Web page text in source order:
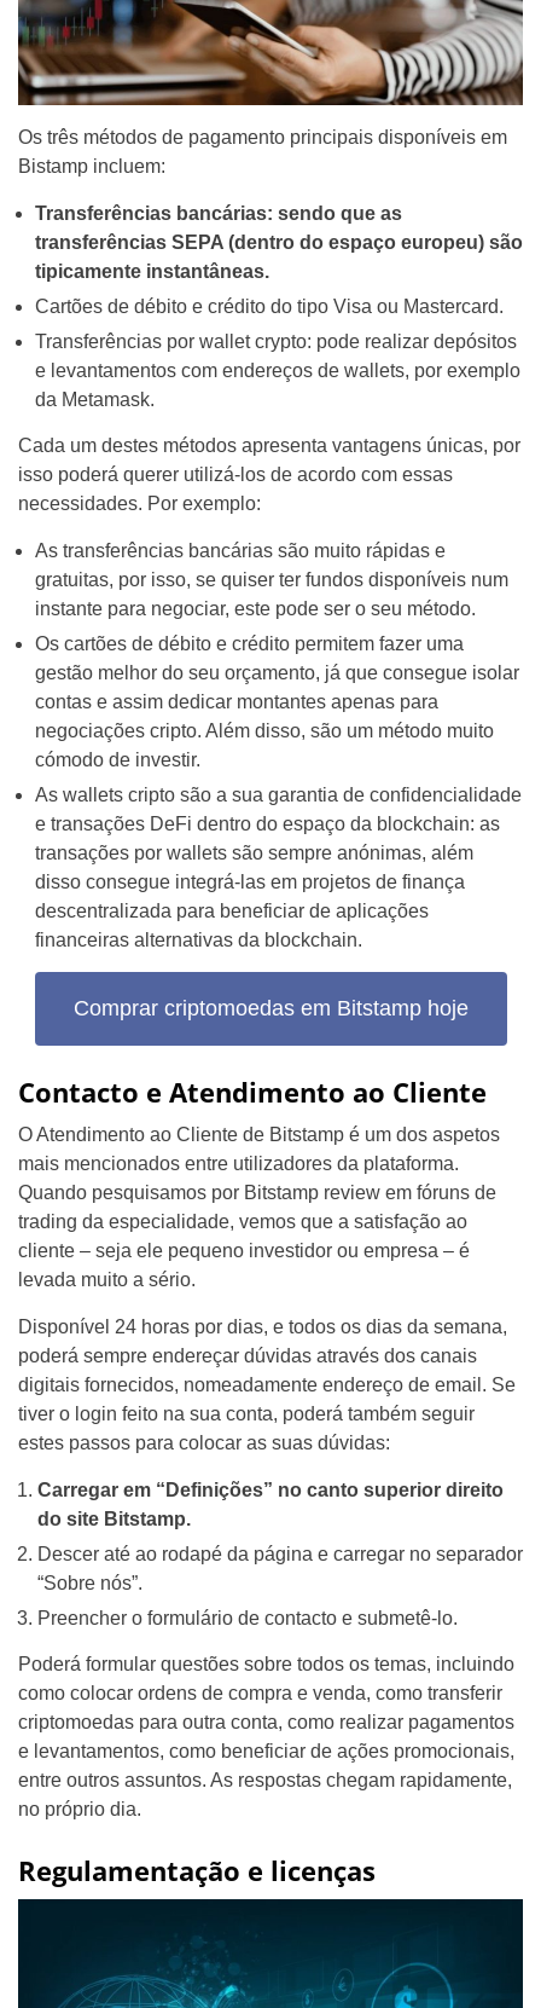
Os três métodos de pagamento principais disponíveis em
Bistamp incluem:
Transferências bancárias: sendo que as
transferências SEPA (dentro do espaço europeu) são
tipicamente instantâneas.
Cartões de débito e crédito do tipo Visa ou Mastercard.
Transferências por wallet crypto: pode realizar depósitos
e levantamentos com endereços de wallets, por exemplo
da Metamask.
Cada um destes métodos apresenta vantagens únicas, por
isso poderá querer utilizá-los de acordo com essas
necessidades. Por exemplo:
As transferências bancárias são muito rápidas e
gratuitas, por isso, se quiser ter fundos disponíveis num
instante para negociar, este pode ser o seu método.
Os cartões de débito e crédito permitem fazer uma
gestão melhor do seu orçamento, já que consegue isolar
contas e assim dedicar montantes apenas para
negociações cripto. Além disso, são um método muito
cómodo de investir.
As wallets cripto são a sua garantia de confidencialidade
e transações DeFi dentro do espaço da blockchain: as
transações por wallets são sempre anónimas, além
disso consegue integrá-las em projetos de finança
descentralizada para beneficiar de aplicações
financeiras alternativas da blockchain.
Comprar criptomoedas em Bitstamp hoje
Contacto e Atendimento ao Cliente
O Atendimento ao Cliente de Bitstamp é um dos aspetos
mais mencionados entre utilizadores da plataforma.
Quando pesquisamos por Bitstamp review em fóruns de
trading da especialidade, vemos que a satisfação ao
cliente – seja ele pequeno investidor ou empresa – é
levada muito a sério.
Disponível 24 horas por dias, e todos os dias da semana,
poderá sempre endereçar dúvidas através dos canais
digitais fornecidos, nomeadamente endereço de email. Se
tiver o login feito na sua conta, poderá também seguir
estes passos para colocar as suas dúvidas:
Carregar em “Definições” no canto superior direito
do site Bitstamp.
Descer até ao rodapé da página e carregar no separador
“Sobre nós”.
Preencher o formulário de contacto e submetê-lo.
Poderá formular questões sobre todos os temas, incluindo
como colocar ordens de compra e venda, como transferir
criptomoedas para outra conta, como realizar pagamentos
e levantamentos, como beneficiar de ações promocionais,
entre outros assuntos. As respostas chegam rapidamente,
no próprio dia.
Regulamentação e licenças